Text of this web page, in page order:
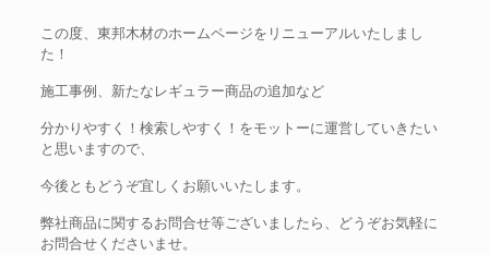
この度、東邦木材のホームページをリニューアルいたしまし
た！
施工事例、新たなレギュラー商品の追加など
分かりやすく！検索しやすく！をモットーに運営していきたい
と思いますので、
今後ともどうぞ宜しくお願いいたします。
弊社商品に関するお問合せ等ございましたら、どうぞお気軽に
お問合せくださいませ。